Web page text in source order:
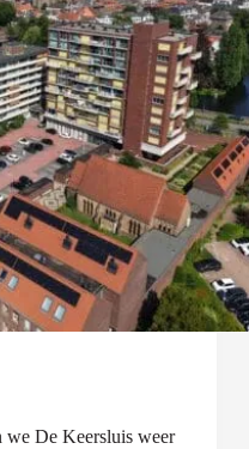
we De Keersluis weer